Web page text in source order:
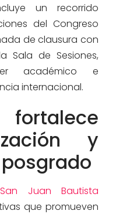
un recorrido
del Congreso
de clausura con
Sala de Sesiones,
académico e
internacional.
y
Juan Bautista
que promueven